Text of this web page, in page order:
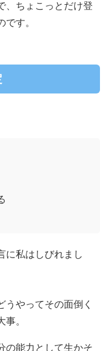
、ちょこっとだけ登
す。
私はしびれまし
うやってその面倒く
事。
の能力として生かそ